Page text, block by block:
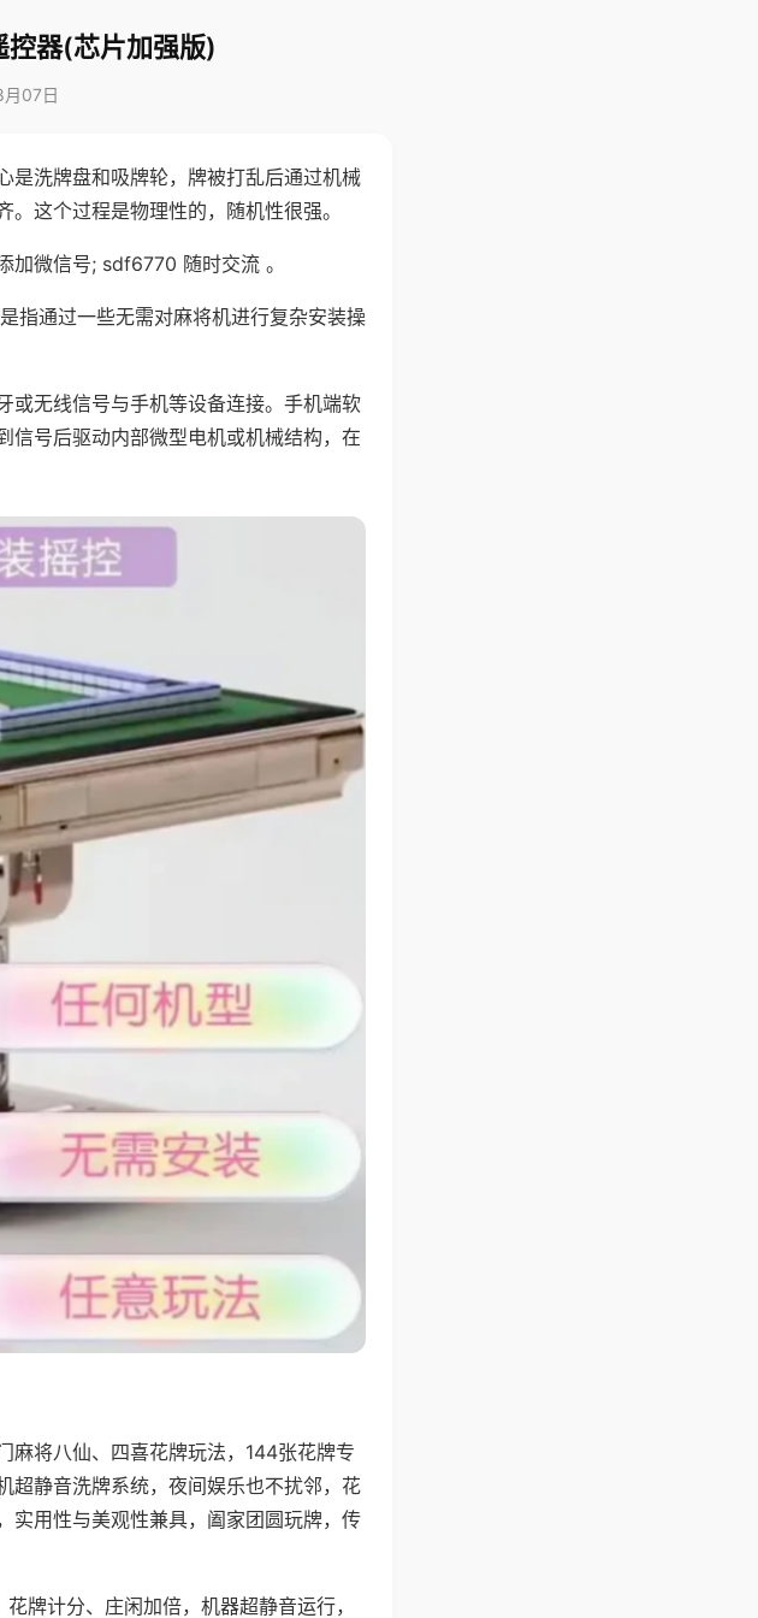
控器(芯片加强版)
07日
是洗牌盘和吸牌轮，牌被打乱后通过机械
这个过程是物理性的，随机性很强。
加微信号; sdf6770 随时交流 。
指通过一些无需对麻将机进行复杂安装操
或无线信号与手机等设备连接。手机端软
信号后驱动内部微型电机或机械结构，在
麻将八仙、四喜花牌玩法，144张花牌专
超静音洗牌系统，夜间娱乐也不扰邻，花
实用性与美观性兼具，阖家团圆玩牌，传
牌计分、庄闲加倍，机器超静音运行，